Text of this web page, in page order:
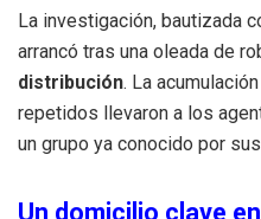
La investigación, bautizada
arrancó tras una oleada de
distribución. La
repetidos llevaron a los
un grupo ya conocido por
Un domicilio clave